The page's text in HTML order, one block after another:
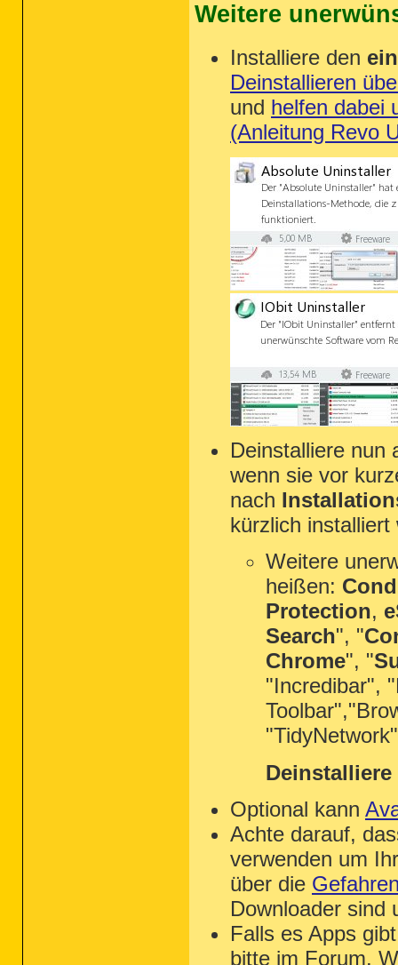
Weitere
Installiere den
Deinstallieren
und helfen dabei
(Anleitung Revo
Deinstalliere nun
wenn sie vor
nach
kürzlich
Weitere
heißen:
Protection,
Search", "
Chrome", "
"Incredibar",
Deinstalliere
Optional kann
Achte darauf,
verwenden um
über die
Downloader sind
Falls es Apps
bitte im Forum.